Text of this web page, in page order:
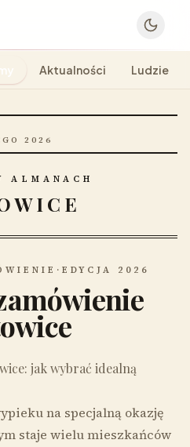
Aktualności Ludzie
2026
ALMANACH
· EDYCJA 2026
jak wybrać idealną
na specjalną okazję
staje wielu mieszkańców